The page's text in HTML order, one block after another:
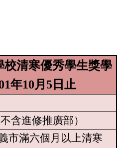
校清寒優秀學生獎學
年10月 5 日止
含進修推廣部）
市滿六個月以上清寒